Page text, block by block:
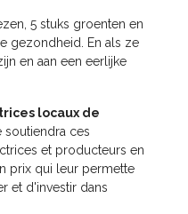
5 stuks groenten en
gezondheid. En als ze
en aan een eerlijke
locaux de
soutiendra ces
et producteurs en
prix qui leur permette
et d'investir dans